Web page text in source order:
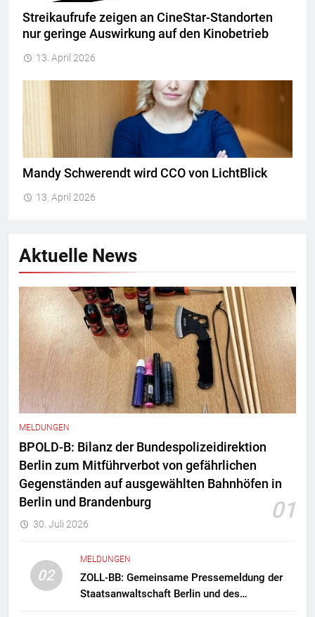
Streikaufrufe zeigen an CineStar-Standorten
nur geringe Auswirkung auf den Kinobetrieb
13. April 2026
Mandy Schwerendt wird CCO von LichtBlick
13. April 2026
Aktuelle News
MELDUNGEN
BPOLD-B: Bilanz der Bundespolizeidirektion
Berlin zum Mitführverbot von gefährlichen
Gegenständen auf ausgewählten Bahnhöfen in
Berlin und Brandenburg
01
30. Juli 2026
02
MELDUNGEN
ZOLL-BB: Gemeinsame Pressemeldung der
Staatsanwaltschaft Berlin und des